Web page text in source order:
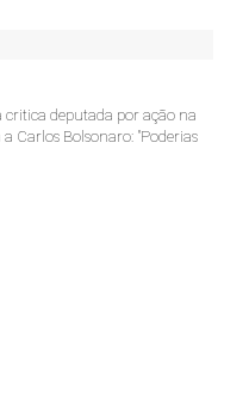
critica deputada por ação na
Carlos Bolsonaro: "Poderias